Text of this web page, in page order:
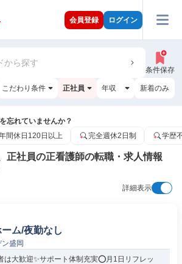
会員登録 ログイン
から探す
条件保存
こだわり条件 正社員 年収 新着のみ
忘れていませんか？
間休日120日以上 完全週休2日制 学歴
正社員の正看護師の転職・求人情報
詳細表示
ム/夜勤なし
盛岡
者は大歓迎✨サポート体制充実⭕月1日リフレッ